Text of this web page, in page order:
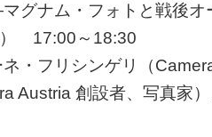
グナム・フォトと戦後オ
） 17:00～18:30
・フリシンゲリ（
Austria 創設者、写真家